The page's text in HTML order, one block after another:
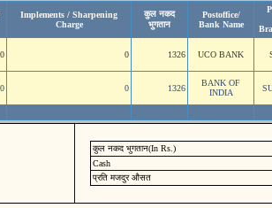
Implements / Sharpening
Charge
कुल नकद
भुगतान
Postoffice/
Bank Name
0 0 1326 UCO BANK
0 0 1326
BANK OF
INDIA
कुल नकद भुगतान(In Rs.)
Cash
प्रति मजदुर औसत